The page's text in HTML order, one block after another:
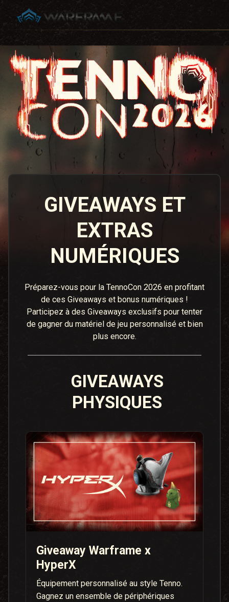
GIVEAWAYS ET
EXTRAS
NUMÉRIQUES
Préparez-vous pour la TennoCon 2026 en profitant
de ces Giveaways et bonus numériques !
Participez à des Giveaways exclusifs pour tenter
de gagner du matériel de jeu personnalisé et bien
plus encore.
GIVEAWAYS
PHYSIQUES
Giveaway Warframe x
HyperX
Équipement personnalisé au style Tenno.
Gagnez un ensemble de périphériques